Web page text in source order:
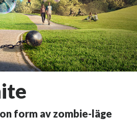
form av zombie-läge